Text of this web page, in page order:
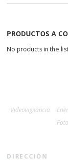
PRODUCTOS A
No products in the list
Videovigilancia
DIRECCIÓN